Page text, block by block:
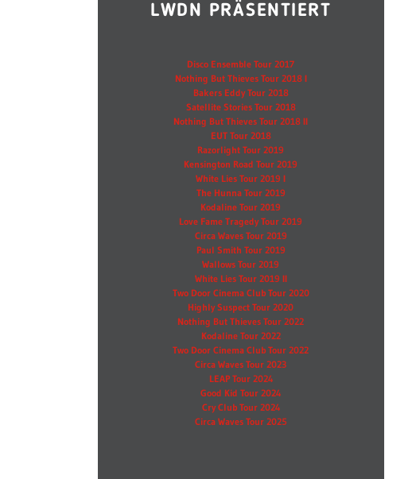
LWDN PRÄSENTIERT
Disco Ensemble Tour 2017
Nothing But Thieves Tour 2018 I
Bakers Eddy Tour 2018
Satellite Stories Tour 2018
Nothing But Thieves Tour 2018 II
EUT Tour 2018
Razorlight Tour 2019
Kensington Road Tour 2019
White Lies Tour 2019 I
The Hunna Tour 2019
Kodaline Tour 2019
Love Fame Tragedy Tour 2019
Circa Waves Tour 2019
Paul Smith Tour 2019
Wallows Tour 2019
White Lies Tour 2019 II
Two Door Cinema Club Tour 2020
Highly Suspect Tour 2020
Nothing But Thieves Tour 2022
Kodaline Tour 2022
Two Door Cinema Club Tour 2022
Circa Waves Tour 2023
LEAP Tour 2024
Good Kid Tour 2024
Cry Club Tour 2024
Circa Waves Tour 2025